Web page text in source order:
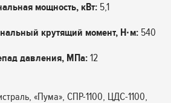
мощность, кВт: 5,1
крутящий момент, Н·м: 540
давления, МПа: 12
«Пума», СПР-1100, ЦДС-1100,